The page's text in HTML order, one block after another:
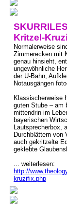
Kritzel-
Normalerweise
Zimmerecken mit
genau hinsieht,
ungewöhnliche
der U-Bahn,
Notausgängen
Klassischerweise
guten Stube – am
mittendrin im
bayerischen
Lautsprecherbox,
Durchblättern von
auch gekritzelte
geklebte
... weiterlesen:
http://
kruzifix.php